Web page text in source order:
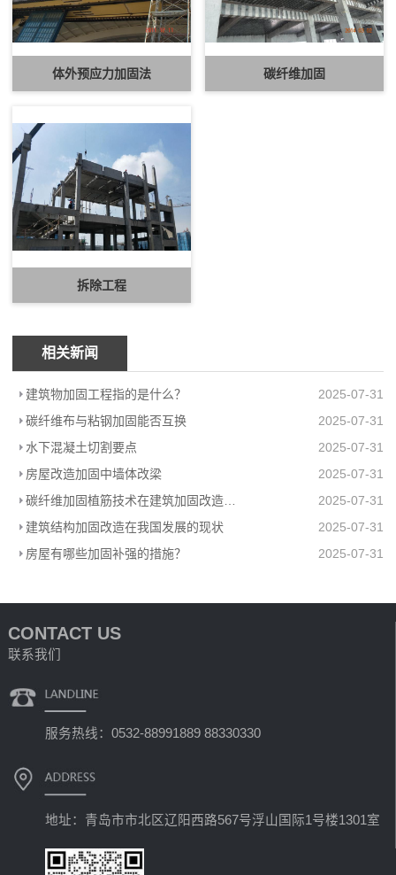
体外预应力加固法 碳纤维加固
拆除工程
相关新闻
建筑物加固工程指的是什么？
2025-07-31
碳纤维布与粘钢加固能否互换
2025-07-31
水下混凝土切割要点
2025-07-31
房屋改造加固中墙体改梁
2025-07-31
碳纤维加固植筋技术在建筑加固改造中的必要性分析
2025-07-31
建筑结构加固改造在我国发展的现状
2025-07-31
房屋有哪些加固补强的措施？
2025-07-31
CONTACT US
联系我们
服务热线：0532-88991889 88330330
地址：青岛市市北区辽阳西路567号浮山国际1号楼1301室